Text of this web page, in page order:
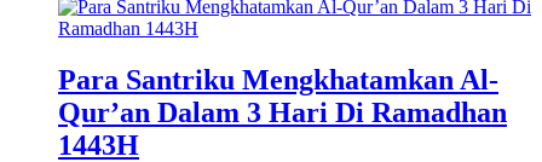
Para Santriku Mengkhatamkan Al-
Qur’an Dalam 3 Hari Di Ramadhan
1443H